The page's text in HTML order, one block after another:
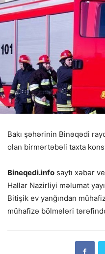
Bakı şəhərinin Binəqədi
olan birmərtəbəli taxta
Bineqedi.info saytı xəbər
Hallar Nazirliyi məlumat
Bitişik ev yanğından
mühafizə bölmələri